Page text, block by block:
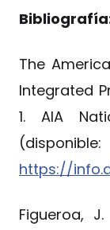
The
Integrated
1. AIA
(disponible:
https://
Figueroa,